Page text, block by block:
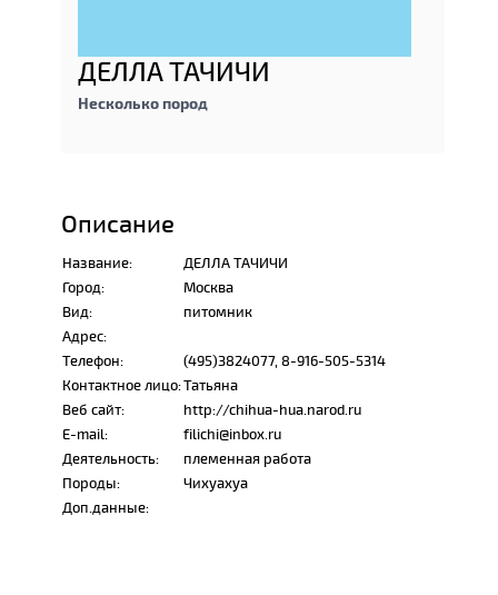
ДЕЛЛА ТАЧИЧИ
Несколько пород
Описание
Название:
ДЕЛЛА ТАЧИЧИ
Город:
Москва
Вид:
питомник
Адрес:
Телефон:
(495)3824077, 8-916-505-5314
Контактное лицо:Татьяна
Веб сайт:
http://chihua-hua.narod.ru
E-mail:
filichi@inbox.ru
Деятельность:
племенная работа
Породы:
Чихуахуа
Доп.данные: